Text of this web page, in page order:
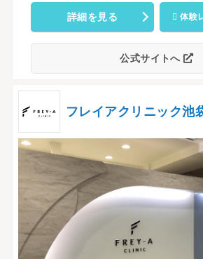
詳細を見る 体験
公式サイトへ
フレイアクリニック池